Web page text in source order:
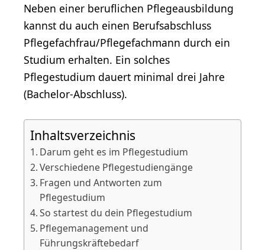
Neben einer beruflichen Pflegeausbildung
kannst du auch einen Berufsabschluss
Pflegefachfrau/Pflegefachmann durch ein
Studium erhalten. Ein solches
Pflegestudium dauert minimal drei Jahre
(Bachelor-Abschluss).
Inhaltsverzeichnis
Darum geht es im Pflegestudium
Verschiedene Pflegestudiengänge
Fragen und Antworten zum
Pflegestudium
So startest du dein Pflegestudium
Pflegemanagement und
Führungskräftebedarf